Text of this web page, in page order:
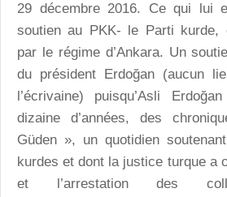
29 décembre 2016. Ce qui lui
soutien au PKK- le Parti kurde,
par le régime d’Ankara. Un
du président Erdoğan (aucun
l’écrivaine) puisqu’Asli
dizaine d’années, des
Güden », un quotidien
kurdes et dont la justice turque a
et l’arrestation des